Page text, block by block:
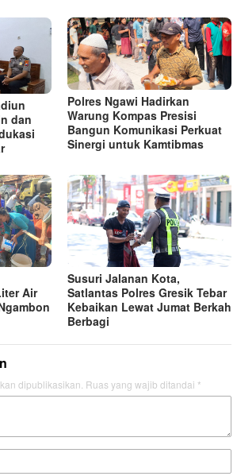
dan
Polres Ngawi Hadirkan
Warung Kompas Presisi
Bangun Komunikasi Perkuat
Sinergi untuk Kamtibmas
Air
Susuri Jalanan Kota,
Satlantas Polres Gresik Tebar
Kebaikan Lewat Jumat Berkah
Berbagi
dipublikasikan. Ruas yang wajib ditandai *